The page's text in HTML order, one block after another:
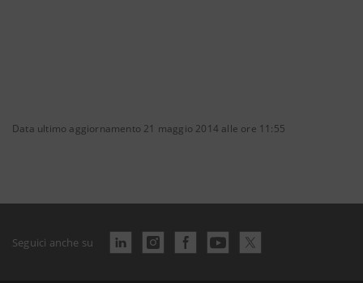
Data ultimo aggiornamento 21 maggio 2014 alle ore 11:55
Seguici anche su